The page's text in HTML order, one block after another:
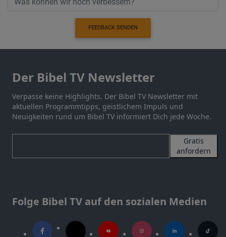
FEEDBACK SENDEN
Der Bibel TV Newsletter
Verpasse keine Highlights. Der Bibel TV Newsletter mit
aktuellen Programmtipps, geistlichem Impuls und
Neuigkeiten rund um Bibel TV informiert Dich jede Woche.
Gratis
anfordern
Folge Bibel TV auf den sozialen Medien